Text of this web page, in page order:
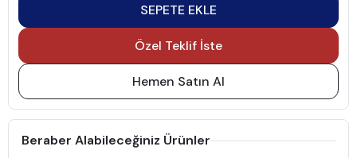
SEPETE EKLE
Özel Teklif İste
Hemen Satın Al
Beraber Alabileceğiniz Ürünler